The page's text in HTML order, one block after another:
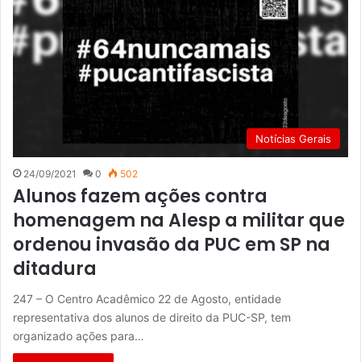
Notícias Gerais
24/09/2021 0 502
Alunos fazem ações contra
homenagem na Alesp a militar que
ordenou invasão da PUC em SP na
ditadura
247 – O Centro Acadêmico 22 de Agosto, entidade
representativa dos alunos de direito da PUC-SP, tem
organizado ações para…